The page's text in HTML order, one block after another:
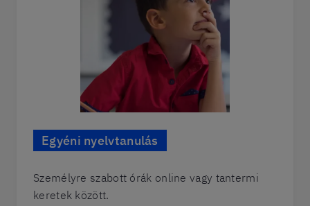
Egyéni nyelvtanulás
Személyre szabott órák online vagy tantermi
keretek között.